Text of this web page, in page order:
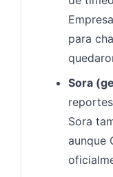
para
Sora
Sora
aunque